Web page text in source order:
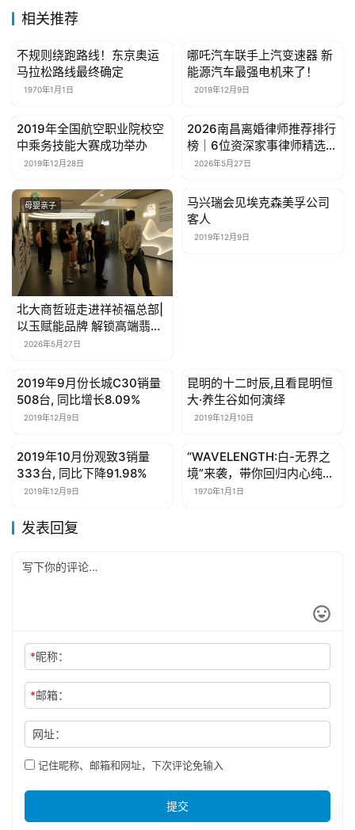
相关推荐
母婴亲子
不规则绕跑路线！东京奥运
马拉松路线最终确定
1970年1月1日
母婴亲子
哪吒汽车联手上汽变速器 新
能源汽车最强电机来了！
2019年12月9日
母婴亲子
2019年全国航空职业院校空
中乘务技能大赛成功举办
2019年12月28日
母婴亲子
2026南昌离婚律师推荐排行
榜｜6位资深家事律师精选
专治大额财产分割、股权纠
2026年5月27日
母婴亲子
北大商哲班走进祥祯福总部|
以玉赋能品牌 解锁高端翡翠
收藏与资产配置新价值
2026年5月27日
母婴亲子
马兴瑞会见埃克森美孚公司
客人
2019年12月9日
母婴亲子
2019年9月份长城C30销量
508台, 同比增长8.09%
2019年12月9日
母婴亲子
昆明的十二时辰,且看昆明恒
大·养生谷如何演绎
2019年12月10日
母婴亲子
2019年10月份观致3销量
333台, 同比下降91.98%
2019年12月9日
母婴亲子
“WAVELENGTH:白-无界之
境”来袭，带你回归内心纯
白。
1970年1月1日
发表回复
*昵称：
*邮箱：
网址：
记住昵称、邮箱和网址，下次评论免输入
提交